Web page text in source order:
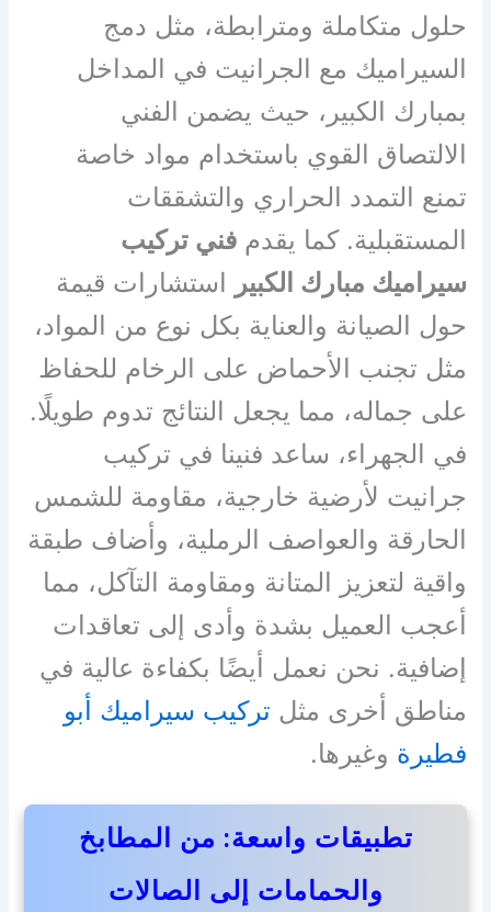
حلول متكاملة ومترابطة، مثل دمج
السيراميك مع الجرانيت في المداخل
بمبارك الكبير، حيث يضمن الفني
الالتصاق القوي باستخدام مواد خاصة
تمنع التمدد الحراري والتشققات
المستقبلية. كما يقدمفني تركيب
سيراميك مبارك الكبير استشارات قيمة
حول الصيانة والعناية بكل نوع من المواد،
مثل تجنب الأحماض على الرخام للحفاظ
على جماله، مما يجعل النتائج تدوم طويلًا.
في الجهراء، ساعد فنينا في تركيب
جرانيت لأرضية خارجية، مقاومة للشمس
الحارقة والعواصف الرملية، وأضاف طبقة
واقية لتعزيز المتانة ومقاومة التآكل، مما
أعجب العميل بشدة وأدى إلى تعاقدات
إضافية. نحن نعمل أيضًا بكفاءة عالية في
مناطق أخرى مثل تركيب سيراميك أبو
فطيرة وغيرها.
تطبيقات واسعة: من المطابخ
والحمامات إلى الصالات